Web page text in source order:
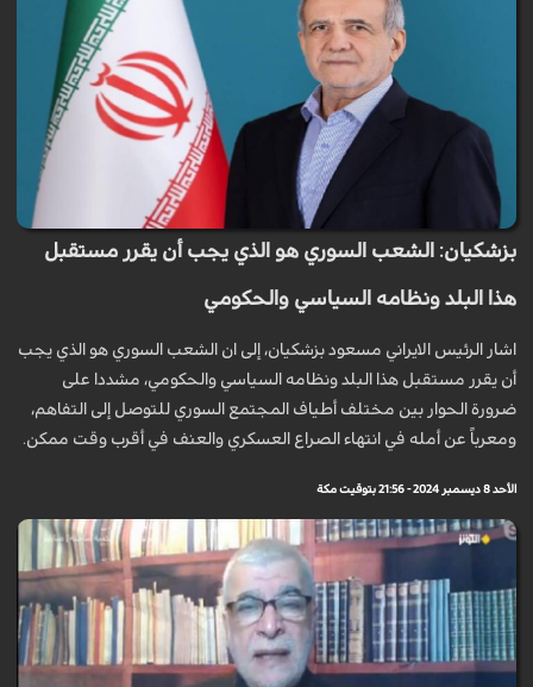
بزشكيان: الشعب السوري هو الذي يجب أن يقرر مستقبل
هذا البلد ونظامه السياسي والحكومي
اشار الرئيس الايراني مسعود بزشكيان، إلى ان الشعب السوري هو الذي يجب
أن يقرر مستقبل هذا البلد ونظامه السياسي والحكومي، مشددا على
ضرورة الحوار بين مختلف أطياف المجتمع السوري للتوصل إلى التفاهم،
ومعرباً عن أمله في انتهاء الصراع العسكري والعنف في أقرب وقت ممكن.
الأحد 8 ديسمبر 2024 - 21:56 بتوقيت مكة